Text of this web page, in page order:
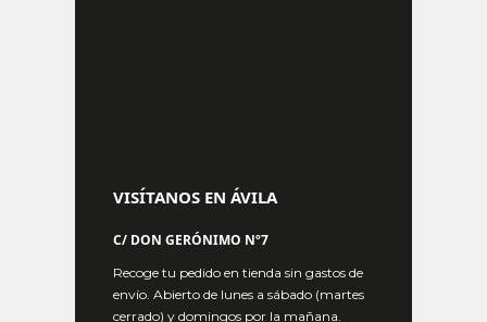
VISÍTANOS EN ÁVILA
C/ DON GERÓNIMO Nº7
Recoge tu pedido en tienda sin gastos de
envío. Abierto de lunes a sábado (martes
cerrado) y domingos por la mañana.